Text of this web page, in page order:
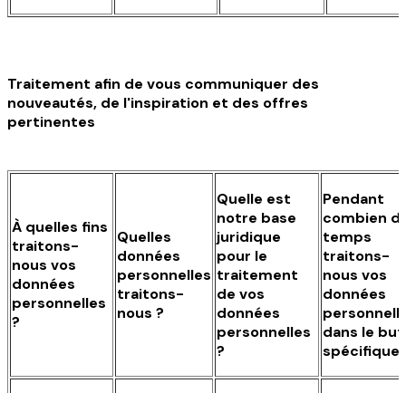
Traitement afin de vous communiquer des
nouveautés, de l'inspiration et des offres
pertinentes
À quelles fins
traitons-
nous vos
données
personnelles
?
Quelles
données
personnelles
traitons-
nous ?
Quelle est
notre base
juridique
pour le
traitement
de vos
données
personnelles
?
Pendant
combien
temps
traitons-
nous vos
données
dans le but
spécifique